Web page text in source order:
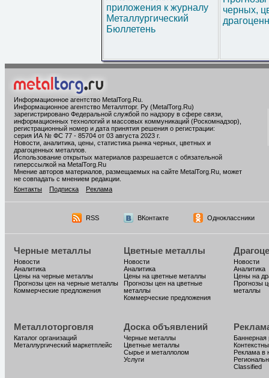
приложения к журналу
Металлургический
Бюллетень
черных,
Информационное агентство MetalTorg.Ru
Информационное агентство Металлторг. Ру (MetalTorg.Ru)
зарегистрировано Федеральной службой по надзору в сфере связи,
информационных технологий и массовых коммуникаций (Роскомнадзор),
регистрационный номер и дата принятия решения о регистрации:
серия ИА № ФС 77 - 85704 от 03 августа 2023 г.
Новости, аналитика, цены, статистика рынка черных, цветных и
драгоценных металлов.
Использование открытых материалов разрешается с обязательной
гиперссылкой на MetalTorg.Ru
Мнение авторов материалов, размещаемых на сайте MetalTorg.Ru, может
не совпадать с мнением редакции.
Контакты
Подписка Реклама
RSS ВКонтакте Одноклассники
Черные металлы
Новости
Аналитика
Цены на черные металлы
Прогнозы цен на черные металлы
Коммерческие предложения
Цветные металлы
Новости
Аналитика
Цены на цветные металлы
Прогнозы цен на цветные
металлы
Коммерческие предложения
Новости
Аналитика
Цены на
Прогнозы
металлы
Металлоторговля
Каталог организаций
Металлургический маркетплейс
Доска объявлений
Черные металлы
Цветные металлы
Сырье и металлолом
Услуги
Баннерная
Реклама в
Classified